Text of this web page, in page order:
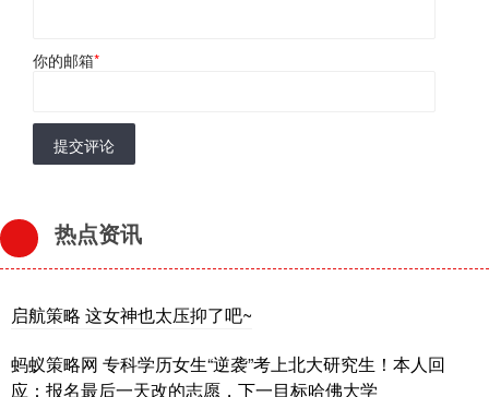
你的邮箱*
提交评论
热点资讯
启航策略 这女神也太压抑了吧~
蚂蚁策略网 专科学历女生“逆袭”考上北大研究生！本人回
应：报名最后一天改的志愿，下一目标哈佛大学